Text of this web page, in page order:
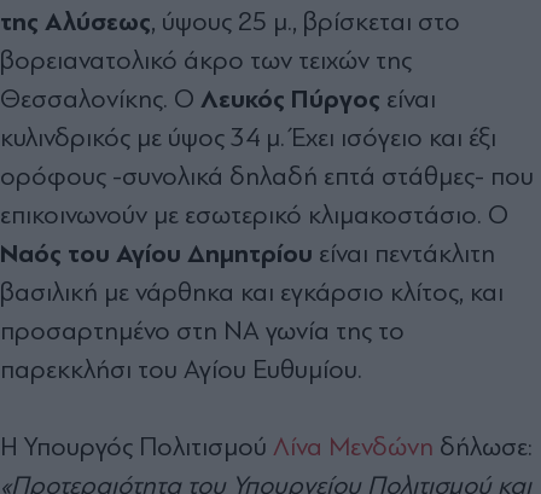
της Αλύσεως, ύψους 25 μ., βρίσκεται στο
βορειανατολικό άκρο των τειχών της
Θεσσαλονίκης. Ο Λευκός Πύργος είναι
κυλινδρικός με ύψος 34 μ. Έχει ισόγειο και έξι
ορόφους -συνολικά δηλαδή επτά στάθμες- που
επικοινωνούν με εσωτερικό κλιμακοστάσιο. Ο
Ναός του Αγίου Δημητρίου είναι πεντάκλιτη
βασιλική με νάρθηκα και εγκάρσιο κλίτος, και
προσαρτημένο στη ΝΑ γωνία της το
παρεκκλήσι του Αγίου Ευθυμίου.
Η Υπουργός Πολιτισμού Λίνα Μενδώνη δήλωσε:
«Προτεραιότητα του Υπουργείου Πολιτισμού και